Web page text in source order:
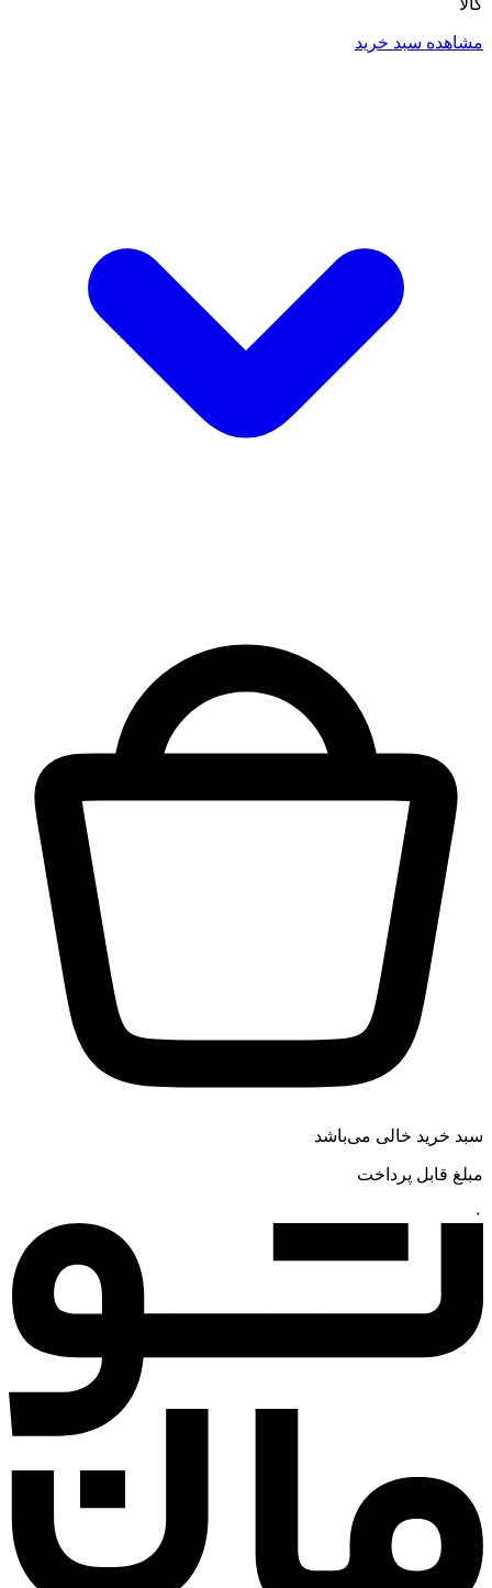
کالا
مشاهده سبد خرید
سبد خرید خالی می‌باشد
مبلغ قابل پرداخت
۰